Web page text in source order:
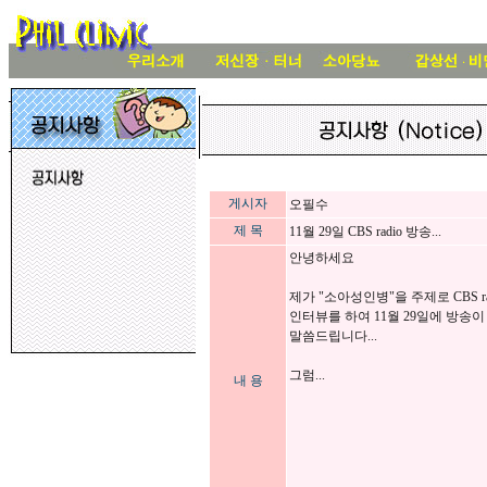
게시자
오필수
제 목
11월 29일 CBS radio 방송...
내 용
안녕하세요
제가 "소아성인병"을 주제로 CBS
인터뷰를 하여 11월 29일에 방송
말씀드립니다...
그럼...